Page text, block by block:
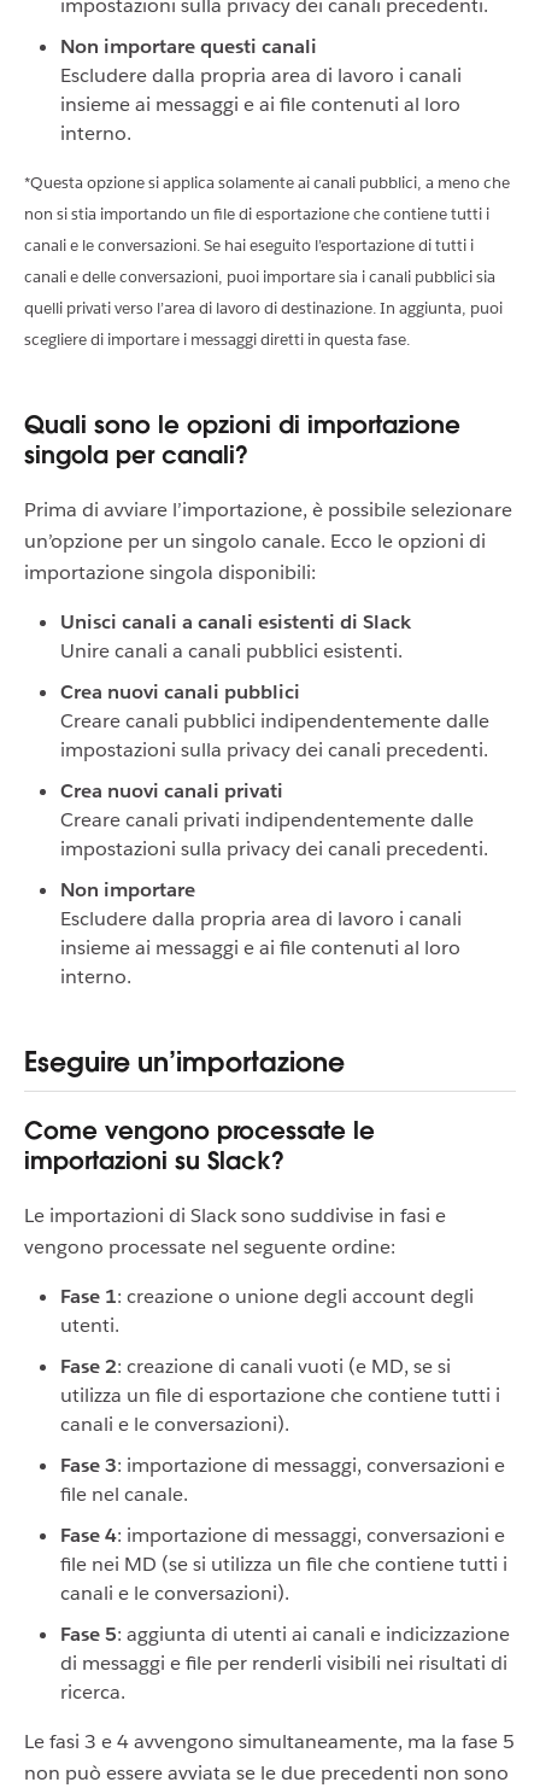
impostazioni sulla privacy dei canali precedenti.
Non importare questi canali
Escludere dalla propria area di lavoro i canali
insieme ai messaggi e ai file contenuti al loro
interno.
*Questa opzione si applica solamente ai canali pubblici, a meno che
non si stia importando un file di esportazione che contiene tutti i
canali e le conversazioni. Se hai eseguito l’esportazione di tutti i
canali e delle conversazioni, puoi importare sia i canali pubblici sia
quelli privati verso l’area di lavoro di destinazione. In aggiunta, puoi
scegliere di importare i messaggi diretti in questa fase.
Quali sono le opzioni di importazione
singola per canali?
Prima di avviare l’importazione, è possibile selezionare
un’opzione per un singolo canale. Ecco le opzioni di
importazione singola disponibili:
Unisci canali a canali esistenti di Slack
Unire canali a canali pubblici esistenti.
Crea nuovi canali pubblici
Creare canali pubblici indipendentemente dalle
impostazioni sulla privacy dei canali precedenti.
Crea nuovi canali privati
Creare canali privati indipendentemente dalle
impostazioni sulla privacy dei canali precedenti.
Non importare
Escludere dalla propria area di lavoro i canali
insieme ai messaggi e ai file contenuti al loro
interno.
Eseguire un’importazione
Come vengono processate le
importazioni su Slack?
Le importazioni di Slack sono suddivise in fasi e
vengono processate nel seguente ordine:
Fase 1: creazione o unione degli account degli
utenti.
Fase 2: creazione di canali vuoti (e MD, se si
utilizza un file di esportazione che contiene tutti i
canali e le conversazioni).
Fase 3: importazione di messaggi, conversazioni e
file nel canale.
Fase 4: importazione di messaggi, conversazioni e
file nei MD (se si utilizza un file che contiene tutti i
canali e le conversazioni).
Fase 5: aggiunta di utenti ai canali e indicizzazione
di messaggi e file per renderli visibili nei risultati di
ricerca.
Le fasi 3 e 4 avvengono simultaneamente, ma la fase 5
non può essere avviata se le due precedenti non sono